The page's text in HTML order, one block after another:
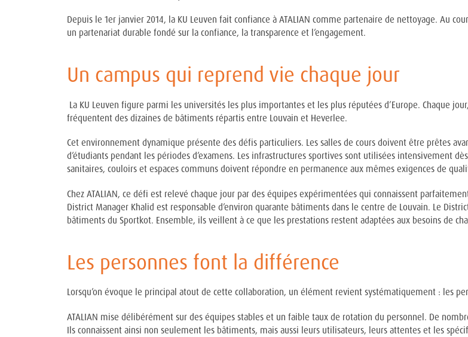
Depuis le 1er janvier 2014, la KU Leuven fait confiance à ATALIAN comme partenaire de nettoyage. Au
un partenariat durable fondé sur la confiance, la transparence et l’engagement.
Un campus qui reprend vie chaque jour
La KU Leuven figure parmi les universités les plus importantes et les plus réputées d’Europe. Chaque
fréquentent des dizaines de bâtiments répartis entre Louvain et Heverlee.
Cet environnement dynamique présente des défis particuliers. Les salles de cours doivent être prêtes
d’étudiants pendant les périodes d’examens. Les infrastructures sportives sont utilisées intensivement
sanitaires, couloirs et espaces communs doivent répondre en permanence aux mêmes exigences de
Chez ATALIAN, ce défi est relevé chaque jour par des équipes expérimentées qui connaissent
District Manager Khalid est responsable d’environ quarante bâtiments dans le centre de Louvain. Le
bâtiments du Sportkot. Ensemble, ils veillent à ce que les prestations restent adaptées aux besoins de
Les personnes font la différence
Lorsqu’on évoque le principal atout de cette collaboration, un élément revient systématiquement : les
ATALIAN mise délibérément sur des équipes stables et un faible taux de rotation du personnel. De
Ils connaissent ainsi non seulement les bâtiments, mais aussi leurs utilisateurs, leurs attentes et les